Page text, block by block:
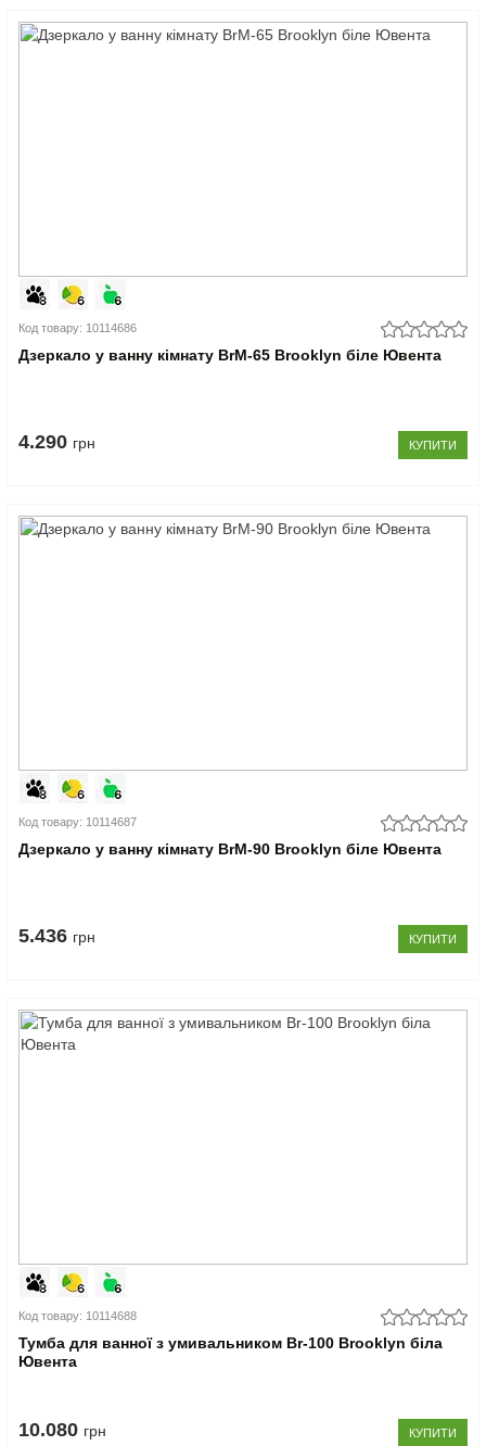
Код товару: 10114686
Дзеркало у ванну кімнату BrM-65 Brooklyn біле Ювента
4.290 грн КУПИТИ
Код товару: 10114687
Дзеркало у ванну кімнату BrM-90 Brooklyn біле Ювента
5.436 грн КУПИТИ
Код товару: 10114688
Тумба для ванної з умивальником Br-100 Brooklyn біла
Ювента
10.080 грн КУПИТИ